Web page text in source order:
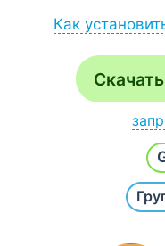
Как
после
через
если на
разрешить
источников,
после
Хочу
течение часа